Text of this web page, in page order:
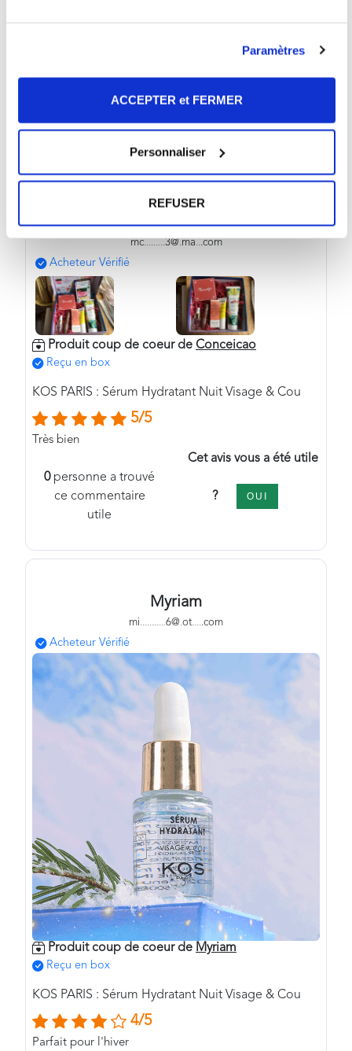
Paramètres
ACCEPTER et FERMER
Personnaliser
REFUSER
personne a trouvé
utile
Cet avis vous a été utile
Conceicao
mc.........3@.ma...com
Acheteur Vérifié
Produit coup de coeur de Conceicao
Reçu en box
KOS PARIS : Sérum Hydratant Nuit Visage & Cou
5/5
Très bien
0personne a trouvé
ce commentaire
utile
Cet avis vous a été utile
? OUI
Myriam
mi...........6@.ot.....com
Acheteur Vérifié
Produit coup de coeur de Myriam
Reçu en box
KOS PARIS : Sérum Hydratant Nuit Visage & Cou
4/5
Parfait pour l'hiver